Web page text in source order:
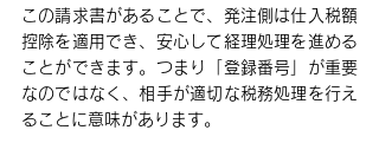
この請求書があることで、発注側は仕入税額
控除を適用でき、安心して経理処理を進める
ことができます。つまり「登録番号」が重要
なのではなく、相手が適切な税務処理を行え
ること に意味があります。